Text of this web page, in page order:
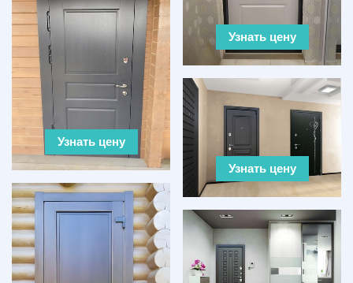
Узнать цену
Узнать цену
Узнать цену